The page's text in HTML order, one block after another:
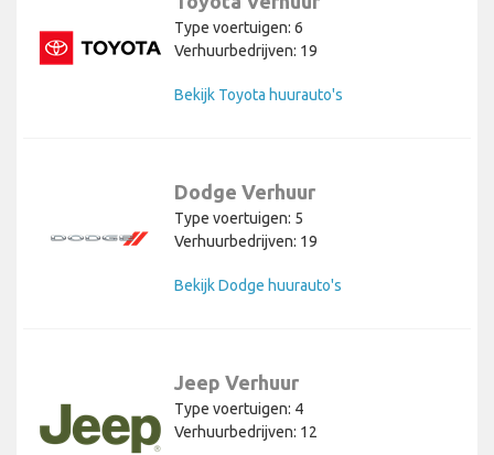
Type voertuigen: 6
Verhuurbedrijven: 19
Bekijk Toyota huurauto's
Dodge Verhuur
Type voertuigen: 5
Verhuurbedrijven: 19
Bekijk Dodge huurauto's
Jeep Verhuur
Type voertuigen: 4
Verhuurbedrijven: 12